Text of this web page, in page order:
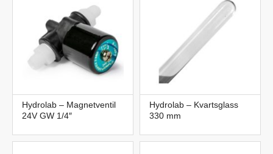
Hydrolab – Magnetventil
24V GW 1/4″
Hydrolab – Kvartsglass
330 mm